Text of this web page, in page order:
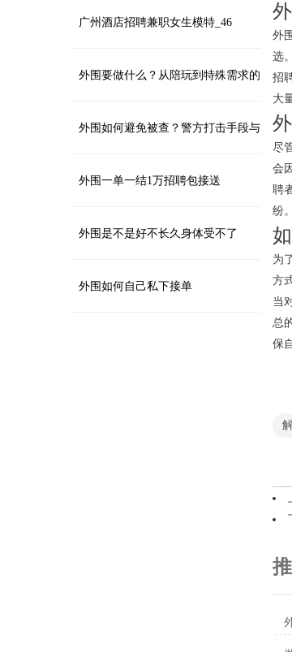
安全入职
广州酒店招聘兼职女生模特_46
外围要做什么？从陪玩到特殊需求的
多样化服务
外围如何避免被查？警方打击手段与
应对策略_157
外围一单一结1万招聘包接送
外围是不是好不长久身体受不了
外围如何自己私下接单
外
选
招
大
尽
会
聘
纷。
为
方
当
总
保